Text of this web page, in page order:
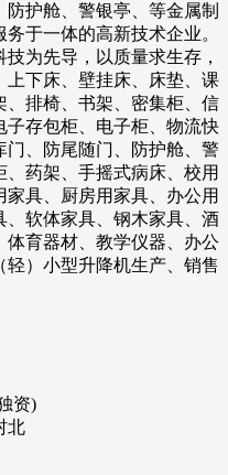
护舱、警银亭、等金属制
于一体的高新技术企业。
为先导，以质量求生存，
上下床、壁挂床、床垫、课
排椅、书架、密集柜、信
存包柜、电子柜、物流快
、防尾随门、防护舱、警
药架、手摇式病床、校用
具、厨房用家具、办公用
软体家具、钢木家具、酒
体育器材、教学仪器、办公
）小型升降机生产、销售
资)
北